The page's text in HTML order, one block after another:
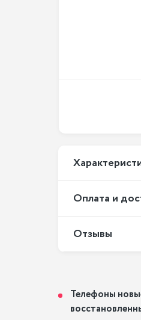
Оплата и
Отзывы
Телефоны